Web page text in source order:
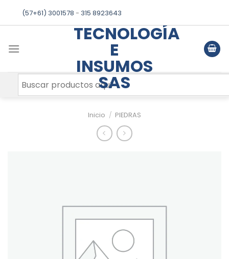
(57+61) 3001578 - 315 8923643
TECNOLOGÍA
E
INSUMOS
SAS
Inicio / PIEDRAS